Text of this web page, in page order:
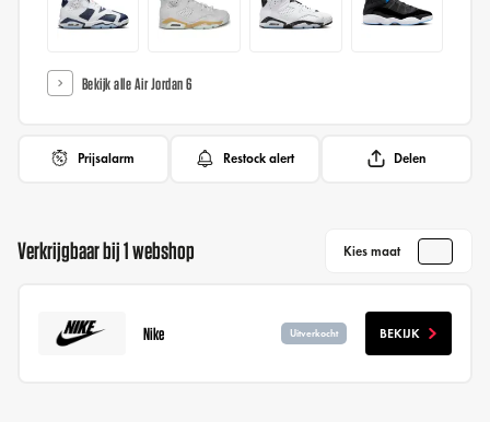
Bekijk alle Air Jordan 6
Prijsalarm Restock alert Delen
Verkrijgbaar bij 1 webshop Kies maat
Nike Uitverkocht BEKIJK